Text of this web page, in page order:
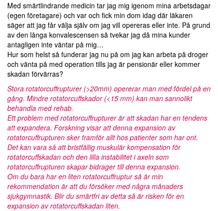
Med smärtlindrande medicin tar jag mig igenom mina arbetsdagar
(egen företagare) och var och fick min dom idag där läkaren
säger att jag får välja själv om jag vill opereras eller inte. På grund
av den långa konvalescensen så tvekar jag då mina kunder
antagligen inte väntar på mig…
Hur som helst så funderar jag nu på om jag kan arbeta på droger
och vänta på med operation tills jag är pensionär eller kommer
skadan förvärras?
Stora rotatorcuffrupturer (>20mm) opererar man med fördel på en
gång. Mindre rotatorcuffskador (<15 mm) kan man sannolikt
behandla med rehab.
Ett problem med rotatorcuffrupturer är att skadan har en tendens
att expandera. Forskning visar att denna expansion av
rotatorcuffrupturen sker framför allt hos patienter som har ont.
Det kan vara så att bristfällig muskulär kompensation för
rotatorcuffskadan och den lilla instabilitet i axeln som
rotatorcuffrupturen skapar bidrager till denna expansion.
Om du bara har en liten rotatorcuffruptur så är min
rekommendation är att du försöker med några månaders
sjukgymnastik. Blir du smärtfri av detta så är risken för en
expansion av rotatorcuffskadan liten.